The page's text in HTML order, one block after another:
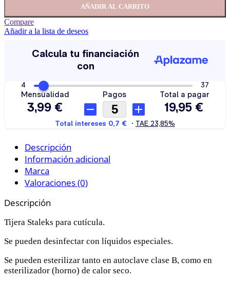
AÑADIR AL CARRITO
Compare
Añadir a la lista de deseos
Descripción
Información adicional
Marca
Valoraciones (0)
Descripción
Tijera Staleks para cutícula.
Se pueden desinfectar con líquidos especiales.
Se pueden esterilizar tanto en autoclave clase B, como en
esterilizador (horno) de calor seco.